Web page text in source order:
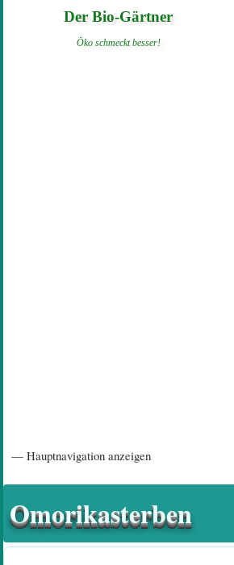
Der Bio-Gärtner
Öko schmeckt besser!
— Hauptnavigation anzeigen
Omorikasterben